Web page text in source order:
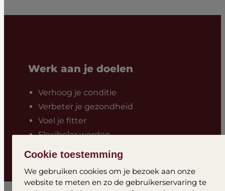
Werk aan je doelen
Verhoog je conditie
Verbeter je gezondheid
Voel je fitter
Flexibeler worden
Effectief afslanken
Cookie toestemming
We gebruiken cookies om je bezoek aan onze
website te meten en zo de gebruikerservaring te